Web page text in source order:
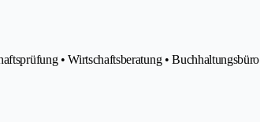
• Wirtschaftsberatung • Buchhaltungsbüro